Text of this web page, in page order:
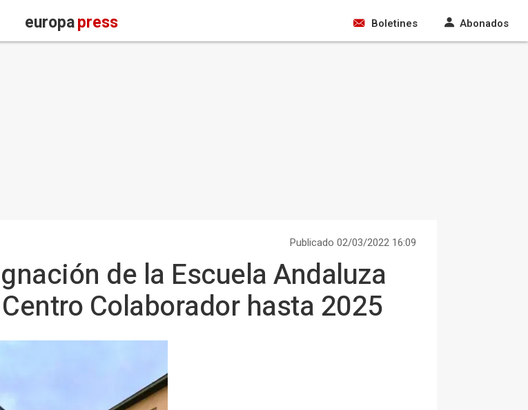
europapress Boletines Abonados
Publicado 02/03/2022 16:09
de la Escuela Andaluza
Colaborador hasta 2025